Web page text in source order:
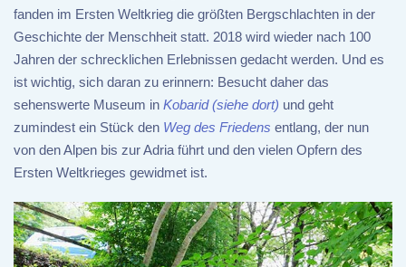
fanden im Ersten Weltkrieg die größten Bergschlachten in der
Geschichte der Menschheit statt. 2018 wird wieder nach 100
Jahren der schrecklichen Erlebnissen gedacht werden. Und es
ist wichtig, sich daran zu erinnern: Besucht daher das
sehenswerte Museum in Kobarid (siehe dort) und geht
zumindest ein Stück den Weg des Friedens entlang, der nun
von den Alpen bis zur Adria führt und den vielen Opfern des
Ersten Weltkrieges gewidmet ist.